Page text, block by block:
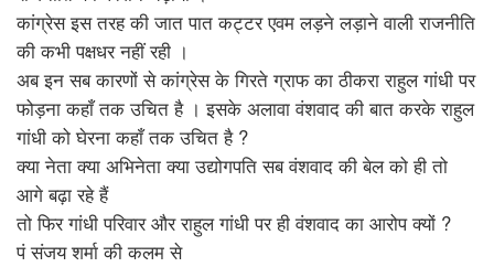
कांग्रेस इस तरह की जात पात कट्टर एवम लड़ने लड़ाने वाली राजनीति
की कभी पक्षधर नहीं रही ।
अब इन सब कारणों से कांग्रेस के गिरते ग्राफ का ठीकरा राहुल गांधी पर
फोड़ना कहाँ तक उचित है । इसके अलावा वंशवाद की बात करके राहुल
गांधी को घेरना कहाँ तक उचित है ?
क्या नेता क्या अभिनेता क्या उद्योगपति सब वंशवाद की बेल को ही तो
आगे बढ़ा रहे हैं
तो फिर गांधी परिवार और राहुल गांधी पर ही वंशवाद का आरोप क्यों ?
पं संजय शर्मा की कलम से